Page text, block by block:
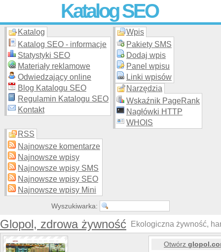
Katalog SEO
Skuteczna i promocja stron WWW –
moderowanego katalogu za darmo!
Katalog
Katalog SEO - informacje
Statystyki SEO
Materiały reklamowe
Odwiedzający online
Blog Katalogu SEO
Regulamin Katalogu SEO
Kontakt
Wpis
Pakiety SMS
Dodaj wpis
Panel wpisu
Linki wpisów
Narzędzia
Wskaźnik PageRank
Nagłówki HTTP
WHOIS
RSS
Najnowsze komentarze
Najnowsze wpisy
Najnowsze wpisy SMS
Najnowsze wpisy SEO
Najnowsze wpisy Mini
Wyszukiwarka:
Glopol, zdrowa żywność Ekologiczna żywność,
Otwórz